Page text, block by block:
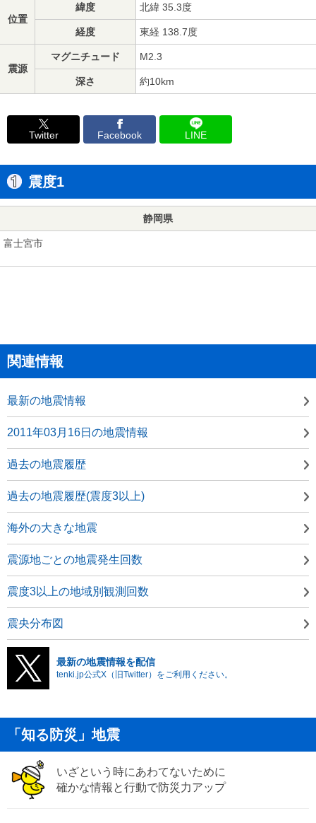
位置
緯度 北緯 35.3度
経度 東経 138.7度
震源
マグニチュード M2.3
深さ 約10km
Twitter Facebook LINE
震度1
静岡県
富士宮市
関連情報
最新の地震情報
2011年03月16日の地震情報
過去の地震履歴
過去の地震履歴(震度3以上)
海外の大きな地震
震源地ごとの地震発生回数
震度3以上の地域別観測回数
震央分布図
最新の地震情報を配信
tenki.jp公式X（旧Twitter）をご利用ください。
「知る防災」地震
いざという時にあわてないために
確かな情報と行動で防災力アップ